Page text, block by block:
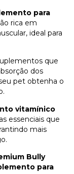
para
rica em
ideal para
que
dos
pet obtenha o
vitamínico
essenciais que
mais
Bully
para